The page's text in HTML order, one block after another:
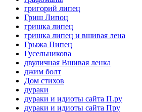
григорий липец
Гриш Липоц
гришка липец
гришка липец и вшивая лена
Грыжа Пипец
Гусельникова
двуличная Вшивая ленка
джим болт
Дом стихов
дураки
дураки и идиоты сайта П.ру
дураки и идиоты сайта Пру